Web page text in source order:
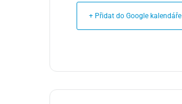
+ Přidat do Google kalendáře